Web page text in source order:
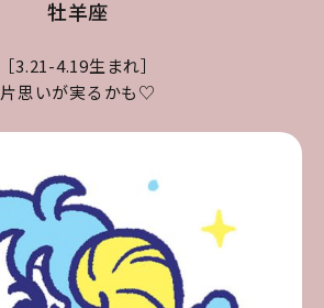
牡羊座
［3.21-4.19生まれ］
片思いが実るかも♡